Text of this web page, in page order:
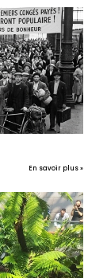
En savoir plus »